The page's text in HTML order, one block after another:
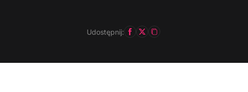
Udostępnij: